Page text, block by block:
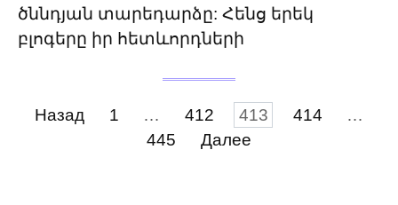
ծննդյան տարեդարձը: Հենց երեկ
բլոգերը իր հետևորդների
Пагинация
Назад 1 … 412 413 414
…
445
Далее